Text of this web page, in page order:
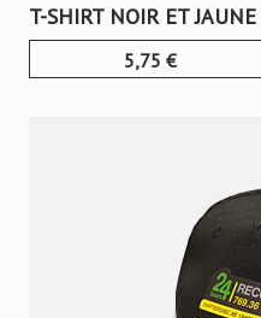
T-SHIRT NOIR ET
5,75 €